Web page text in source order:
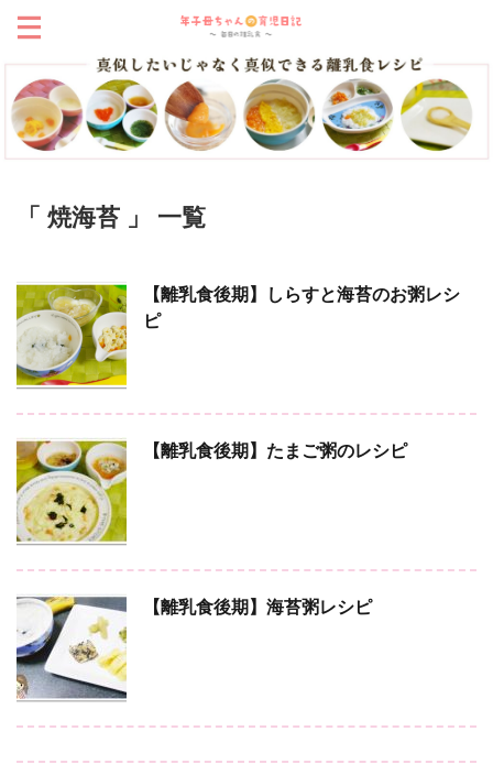
「 焼海苔 」 一覧
【離乳食後期】しらすと海苔のお粥レシ
ピ
【離乳食後期】たまご粥のレシピ
【離乳食後期】海苔粥レシピ